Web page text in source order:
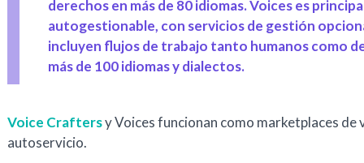
derechos en más de 80 idiomas. Voices es
autogestionable, con servicios de gestión
incluyen flujos de trabajo tanto humanos como
más de 100 idiomas y dialectos.
Voice Craftersy Voices funcionan como marketplaces de
autoservicio.